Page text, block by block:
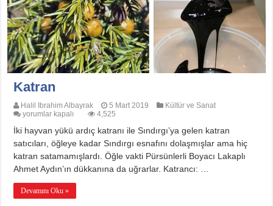
Katran
Halil Ibrahim Albayrak 5 Mart 2019
Kültür ve Sanat
Katran
yorumlar kapalı 4,525
İki hayvan yükü ardıç katranı ile Sındırgı’ya gelen katran
satıcıları, öğleye kadar Sındırgı esnafını dolaşmışlar ama hiç
katran satamamışlardı. Öğle vakti Pürsünlerli Boyacı Lakaplı
Ahmet Aydın’ın dükkanına da uğrarlar. Katrancı: …
Devamını Oku »